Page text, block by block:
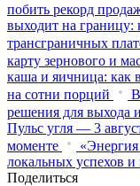
побить рекорд
выходит на границу:
трансграничных
карту зернового и
каша и яичница: как
на сотни порций
решения для выхода
Пульс угля — 3
моменте
локальных успехов
Поделиться